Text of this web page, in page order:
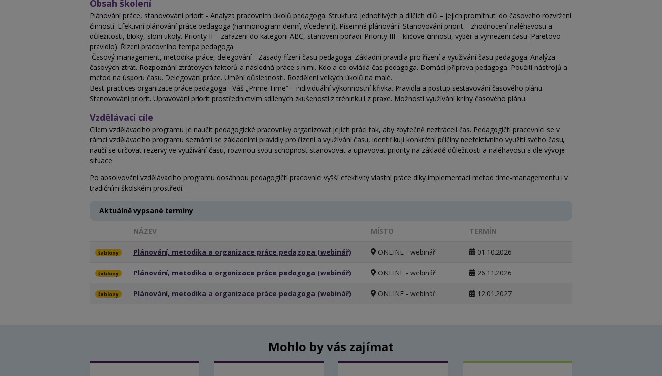
Obsah školení
Plánování práce, stanovování priorit - Analýza pracovních úkolů pedagoga. Struktura jednotlivých a dílčích cílů – jejich promítnutí do časového rozvržení
činností. Efektivní plánování práce pedagoga (harmonogram denní, vícedenní). Písemné plánování. Stanovování priorit – zhodnocení naléhavosti a
důležitosti, bloky, sloní úkoly. Priority II – zařazení do kategorií ABC, stanovení pořadí. Priority III – klíčové činnosti, výběr a vymezení času (Paretovo
pravidlo). Řízení pracovního tempa pedagoga.
Časový management, metodika práce, delegování - Zásady řízení času pedagoga. Základní pravidla pro řízení a využívání času pedagoga. Analýza
časových ztrát. Rozpoznání ztrátových faktorů a následná práce s nimi. Kdo a co ovládá čas pedagoga. Domácí příprava pedagoga. Použití nástrojů a
metod na úsporu času. Delegování práce. Umění důslednosti. Rozdělení velkých úkolů na malé.
Best-practices organizace práce pedagoga - Váš „Prime Time“ – individuální výkonnostní křivka. Pravidla a postup sestavování časového plánu.
Stanovování priorit. Upravování priorit prostřednictvím sdílených zkušeností z tréninku i z praxe. Možnosti využívání knihy časového plánu.
Vzdělávací cíle
Cílem vzdělávacího programu je naučit pedagogické pracovníky organizovat jejich práci tak, aby zbytečně neztráceli čas. Pedagogičtí pracovníci se v
rámci vzdělávacího programu seznámí se základními pravidly pro řízení a využívání času, identifikují konkrétní příčiny neefektivního využití svého času,
naučí se určovat rezervy ve využívání času, rozvinou svou schopnost stanovovat a upravovat priority na základě důležitosti a naléhavosti a dle vývoje
situace.
Po absolvování vzdělávacího programu dosáhnou pedagogičtí pracovníci vyšší efektivity vlastní práce díky implementaci metod time-managementu i v
tradičním školském prostředí.
Aktuálně vypsané termíny
NÁZEV MÍSTO TERMÍN
šablony Plánování, metodika a organizace práce pedagoga (webinář) ONLINE - webinář 01.10.2026
šablony Plánování, metodika a organizace práce pedagoga (webinář) ONLINE - webinář 26.11.2026
šablony Plánování, metodika a organizace práce pedagoga (webinář) ONLINE - webinář 12.01.2027
Mohlo by vás zajímat